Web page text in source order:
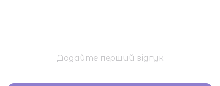
Додайте перший відгук